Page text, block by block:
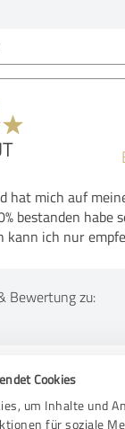
Cookies
um Inhalte und
für soziale
hat mich auf
bestanden habe
kann ich nur
Bewertung zu: